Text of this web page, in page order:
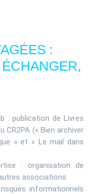
:
: publication de Livres
CR2PA (« Bien archiver
» et « Le mail dans
: organisation de
associations.
informationnels